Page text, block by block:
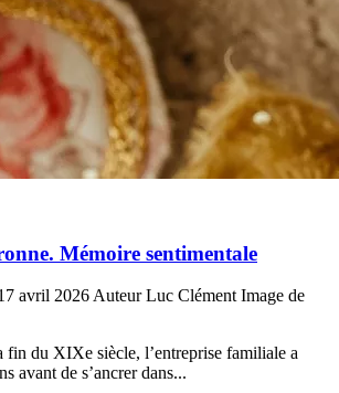
Mémoire sentimentale
avril 2026 Auteur Luc Clément Image de
fin du XIXe siècle, l’entreprise familiale a
avant de s’ancrer dans...